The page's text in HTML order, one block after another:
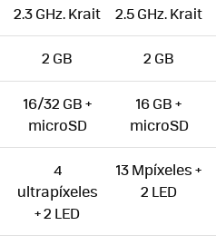
2.3 GHz. Krait
2.5 GHz. Krait
2 GB 2 GB
16/32 GB +
microSD
16 GB +
microSD
4
ultrapíxeles
+ 2 LED
13 Mpíxeles +
2 LED